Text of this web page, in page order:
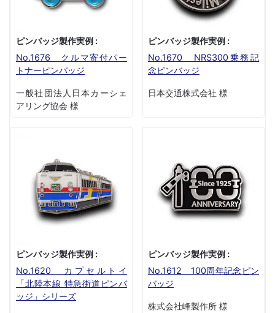
ピンバッジ製作実例 :
No.1676 クルマ寄付パー
トナーピンバッジ
一般社団法人日本カーシェ
アリング協会 様
ピンバッジ製作実例 :
No.1670 NRS300乗務記
念ピンバッジ
日本交通株式会社 様
ピンバッジ製作実例 :
No.1620 カプセルトイ
「北陸本線 特急街道ピンバ
ッジ」シリーズ
ピンバッジ製作実例 :
No.1612 100周年記念ピン
バッジ
株式会社峰製作所 様